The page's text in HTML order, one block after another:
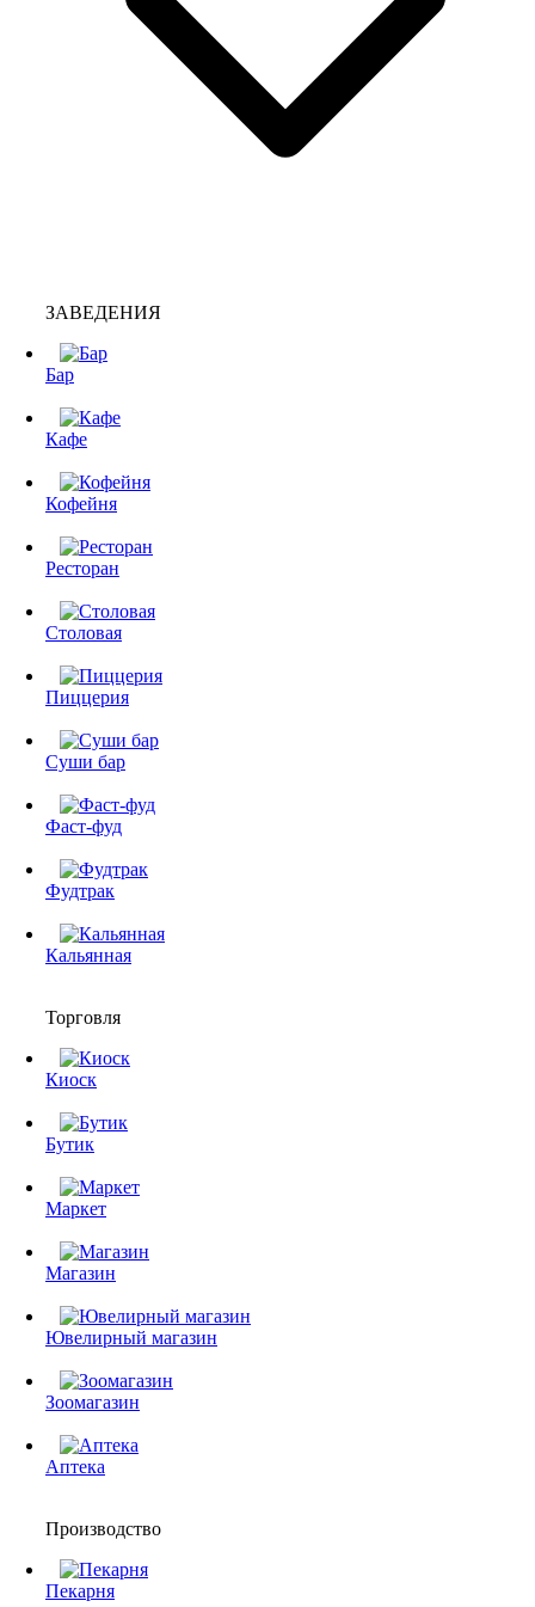
ЗАВЕДЕНИЯ
Бар
Кафе
Кофейня
Ресторан
Столовая
Пиццерия
Суши бар
Фаст-фуд
Фудтрак
Кальянная
Торговля
Киоск
Бутик
Маркет
Магазин
Ювелирный магазин
Зоомагазин
Аптека
Производство
Пекарня